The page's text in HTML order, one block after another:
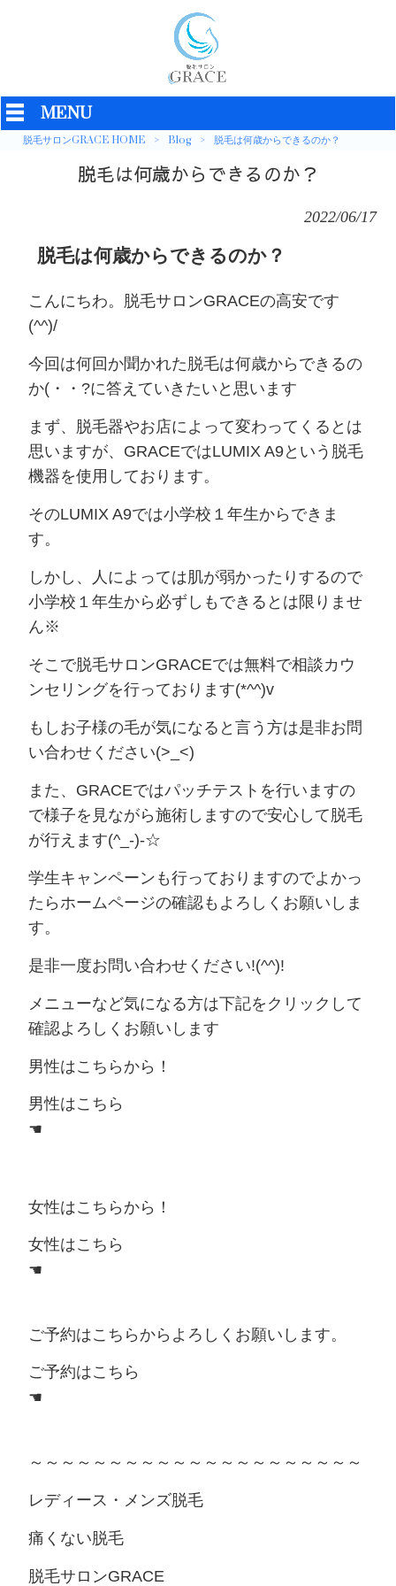
MENU
脱毛サロンGRACE HOME > Blog > 脱毛は何歳からできるのか？
脱毛は何歳からできるのか？
2022/06/17
脱毛は何歳からできるのか？
こんにちわ。脱毛サロンGRACEの高安です
(^^)/
今回は何回か聞かれた脱毛は何歳からできるの
か(・・?に答えていきたいと思います
まず、脱毛器やお店によって変わってくるとは
思いますが、GRACEではLUMIX A9という脱毛
機器を使用しております。
そのLUMIX A9では小学校１年生からできま
す。
しかし、人によっては肌が弱かったりするので
小学校１年生から必ずしもできるとは限りませ
ん※
そこで脱毛サロンGRACEでは無料で相談カウ
ンセリングを行っております(*^^)v
もしお子様の毛が気になると言う方は是非お問
い合わせください(>_<)
また、GRACEではパッチテストを行いますの
で様子を見ながら施術しますので安心して脱毛
が行えます(^_-)-☆
学生キャンペーンも行っておりますのでよかっ
たらホームページの確認もよろしくお願いしま
す。
是非一度お問い合わせください!(^^)!
メニューなど気になる方は下記をクリックして
確認よろしくお願いします
男性はこちらから！
男性はこちら
☚
女性はこちらから！
女性はこちら
☚
ご予約はこちらからよろしくお願いします。
ご予約はこちら
☚
～～～～～～～～～～～～～～～～～～～～～
レディース・メンズ脱毛
痛くない脱毛
脱毛サロンGRACE